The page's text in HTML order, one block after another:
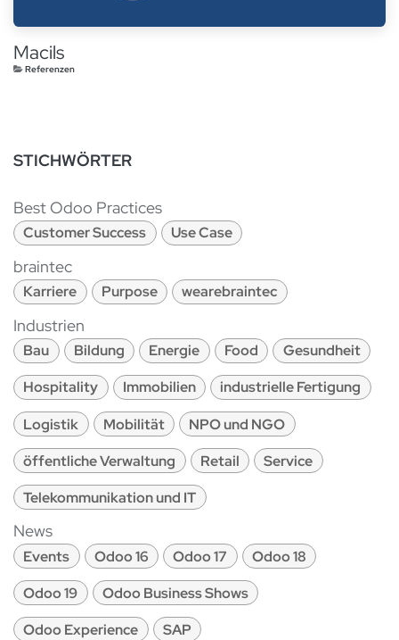
Macils
Referenzen
STICHWÖRTER
Best Odoo Practices
Customer Success Use Case
braintec
Karriere Purpose wearebraintec
Industrien
Bau Bildung Energie Food
Gesundheit
Hospitality
Immobilien
industrielle Fertigung
Logistik
Mobilität
NPO und NGO
öffentliche Verwaltung
Retail
Service
Telekommunikation und IT
News
Events Odoo 16 Odoo 17
Odoo 18
Odoo 19
Odoo Business Shows
Odoo Experience
SAP